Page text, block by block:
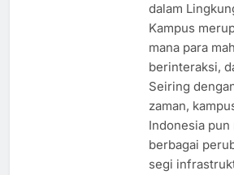
dalam
Kampus
mana para
berinteraksi,
Seiring
zaman,
Indonesia pun
berbagai
segi